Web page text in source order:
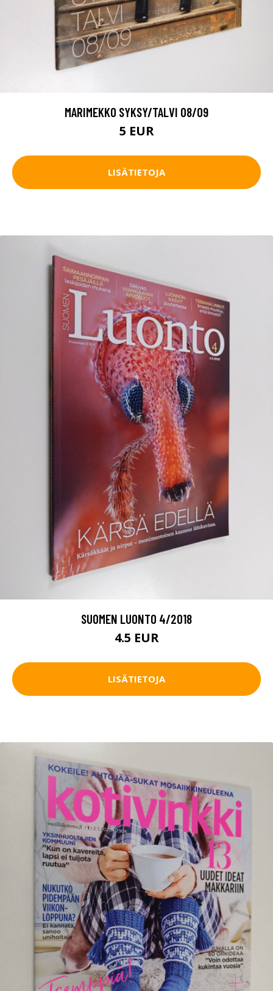
MARIMEKKO SYKSY/TALVI 08/09
5 EUR
LISÄTIETOJA
SUOMEN LUONTO 4/2018
4.5 EUR
LISÄTIETOJA